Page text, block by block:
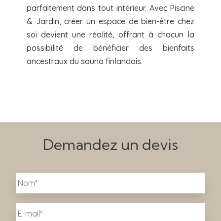
parfaitement dans tout intérieur. Avec Piscine
& Jardin, créer un espace de bien-être chez
soi devient une réalité, offrant à chacun la
possibilité de bénéficier des bienfaits
ancestraux du sauna finlandais.
Demandez un devis
N
o
E
-